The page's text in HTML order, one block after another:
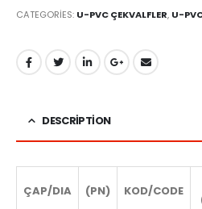
CATEGORIES: U-PVC ÇEKVALFLER, U-
DESCRIPTION
ÇAP/DIA (PN) KOD/CODE